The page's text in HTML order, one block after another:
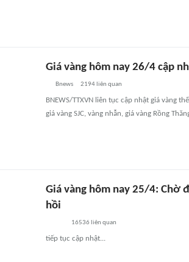
Giá vàng hôm nay 26/4 cập
Bnews 2194 liên quan
BNEWS/TTXVN liên tục cập nhật giá vàng
giá vàng SJC, vàng nhẫn, giá vàng Rồng
Giá vàng hôm nay 25/4: Chờ
hồi
16536 liên quan
tiếp tục cập nhật...